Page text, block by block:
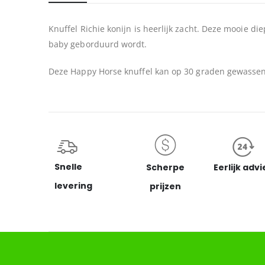
van
afbeeldingen-
gallerij
Knuffel Richie konijn is heerlijk zacht. Deze mooie
baby geborduurd wordt.
Deze Happy Horse knuffel kan op 30 graden
Snelle
levering
Scherpe
prijzen
Eerlijk